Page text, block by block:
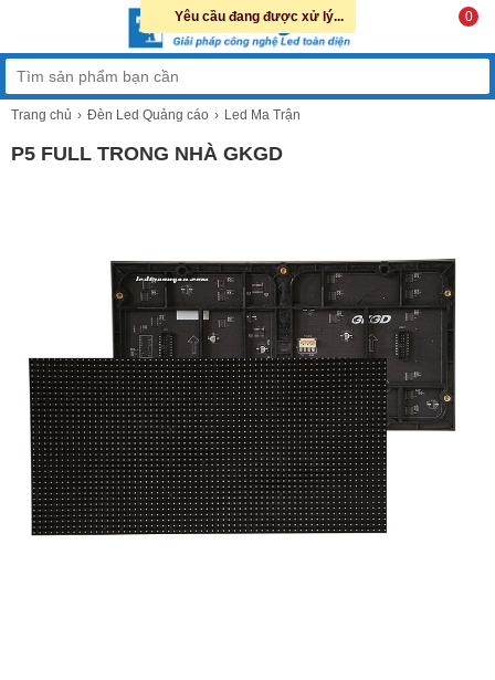
0
Trang chủ Đèn Led Quảng cáo Led Ma Trận
P5 FULL TRONG NHÀ GKGD
Yêu cầu đang được xử lý...